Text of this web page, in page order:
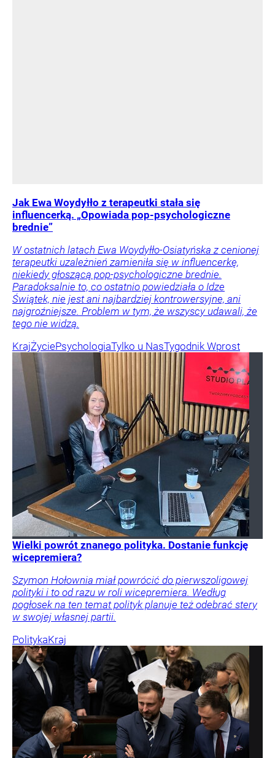
Jak Ewa Woydyłło z terapeutki stała się
influencerką. „Opowiada pop-psychologiczne
brednie”
W ostatnich latach Ewa Woydyłło-Osiatyńska z cenionej
terapeutki uzależnień zamieniła się w influencerkę,
niekiedy głoszącą pop-psychologiczne brednie.
Paradoksalnie to, co ostatnio powiedziała o Idze
Świątek, nie jest ani najbardziej kontrowersyjne, ani
najgroźniejsze. Problem w tym, że wszyscy udawali, że
tego nie widzą.
KrajŻyciePsychologiaTylko u NasTygodnik Wprost
Wielki powrót znanego polityka. Dostanie funkcję
wicepremiera?
Szymon Hołownia miał powrócić do pierwszoligowej
polityki i to od razu w roli wicepremiera. Według
pogłosek na ten temat polityk planuje też odebrać stery
w swojej własnej partii.
PolitykaKraj